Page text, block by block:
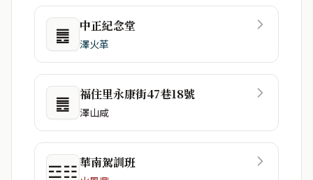
䷌ 中正紀念堂
澤火革
䷌ 福住里永康街47巷18號
澤山咸
☲☷華南駕訓班